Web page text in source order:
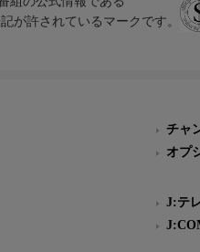
が許されているマークです。
チャ
オプ
J:テ